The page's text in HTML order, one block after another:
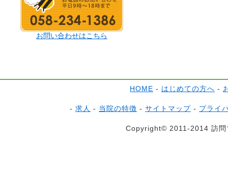
お問い合わせはこちら
HOME - はじめての方へ -
- 求人 - 当院の特徴 - サイトマップ - プライ
Copyright© 2011-2014 訪問